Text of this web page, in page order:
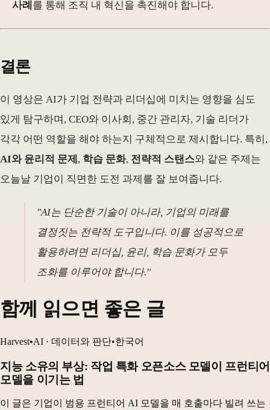
사례 를 통해 조직 내 혁신을 촉진해야 합니다.
결론
이 영상은 AI가 기업 전략과 리더십에 미치는 영향을 심도
있게 탐구하며, CEO와 이사회, 중간 관리자, 기술 리더가
각각 어떤 역할을 해야 하는지 구체적으로 제시합니다. 특히,
AI와 윤리적 문제 , 학습 문화, 전략적 스탠스와 같은 주제는
오늘날 기업이 직면한 도전 과제를 잘 보여줍니다.
"AI는 단순한 기술이 아니라, 기업의 미래를
결정짓는 전략적 도구입니다. 이를 성공적으로
활용하려면 리더십, 윤리, 학습 문화가 모두
조화를 이루어야 합니다."
함께 읽으면 좋은 글
Harvest•AI · 데이터와 판단•한국어
지능 소유의 부상: 작업 특화 오픈소스 모델이 프런티어
모델을 이기는 법
이 글은 기업이 범용 프런티어 AI 모델을 매 호출마다 빌려 쓰는